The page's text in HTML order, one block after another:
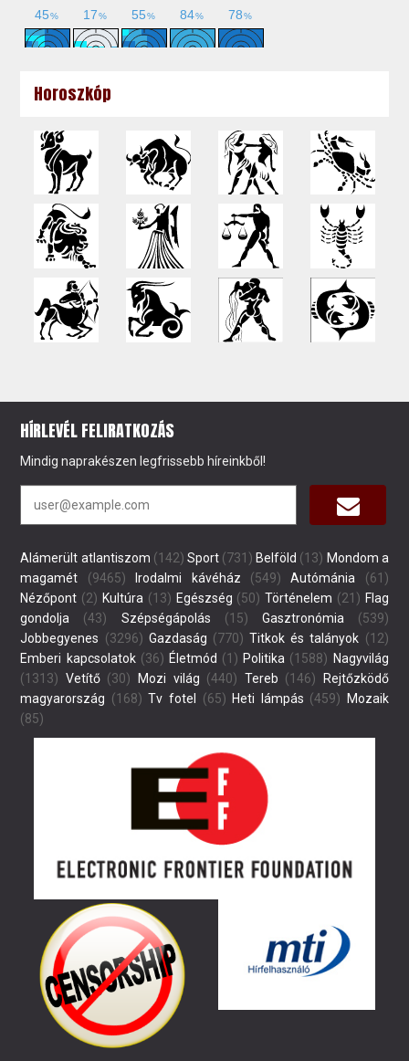
Horoszkóp
HÍRLEVÉL FELIRATKOZÁS
Mindig naprakészen legfrissebb híreinkből!
Alámerült atlantiszom (142) Sport(731) Belföld (13) Mondom a
magamét (9465) Irodalmi kávéház (549) Autómánia (61)
Nézőpont (2) Kultúra (13) Egészség (50) Történelem (21) Flag
gondolja (43) Szépségápolás (15) Gasztronómia (539)
Jobbegyenes (3296) Gazdaság (770) Titkok és talányok (12)
Emberi kapcsolatok(36) Életmód (1) Politika (1588) Nagyvilág
(1313) Vetítő(30) Mozi világ (440) Tereb (146)
Rejtőzködő
magyarország (168) Tv fotel (65) Heti lámpás (459)
Mozaik
(85)